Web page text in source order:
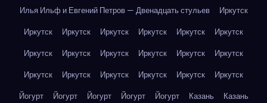
Илья Ильф и Евгений Петров — Двенадцать стульев
Иркутск
Иркутск
Иркутск Иркутск Иркутск Иркутск
Иркутск
Иркутск
Иркутск Иркутск Иркутск Иркутск
Иркутск
Иркутск
Иркутск Иркутск Иркутск Иркутск
Иркутск
Йогурт
Йогурт Йогурт Йогурт Йогурт Казань
Казань